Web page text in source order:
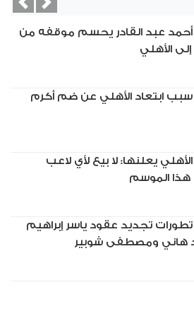
أحمد عبد القادر يحسم موقفه من
الأهلي
سبب ابتعاد الأهلي عن ضم أكرم
الأهلي يعلنها: لا بيع لأي لاعب
الموسم
تطورات تجديد عقود ياسر إبراهيم
هاني ومصطفى شوبير
Next